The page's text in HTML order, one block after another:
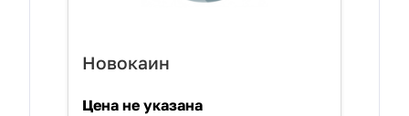
Новокаин
Цена не указана